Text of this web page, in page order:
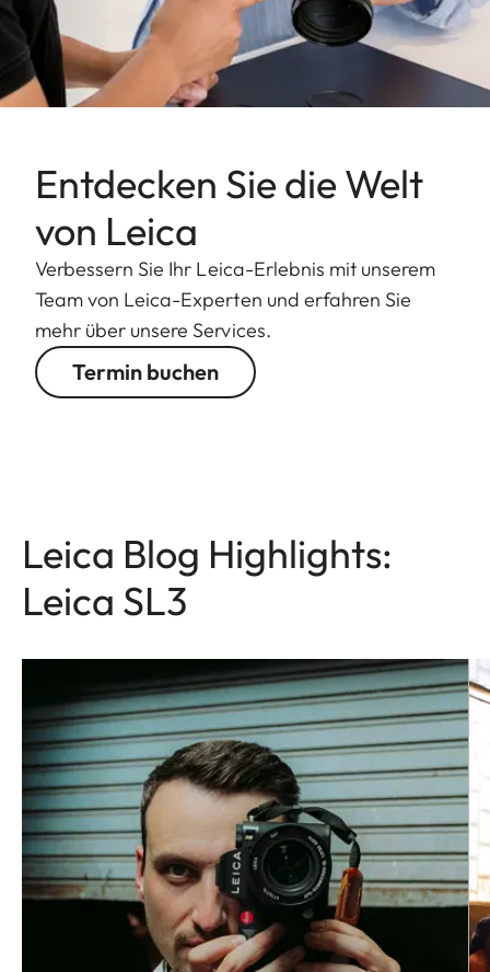
Entdecken Sie die Welt
von Leica
Verbessern Sie Ihr Leica-Erlebnis mit unserem
Team von Leica-Experten und erfahren Sie
mehr über unsere Services.
Termin buchen
Leica Blog Highlights:
Leica SL3